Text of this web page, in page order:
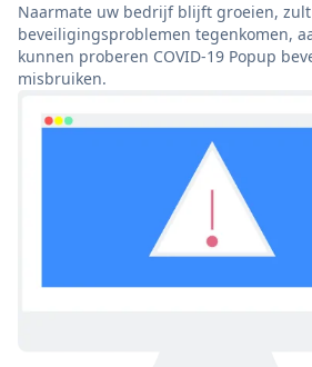
Naarmate uw bedrijf blijft groeien,
beveiligingsproblemen tegenkomen,
kunnen proberen COVID-19 Popup
misbruiken.